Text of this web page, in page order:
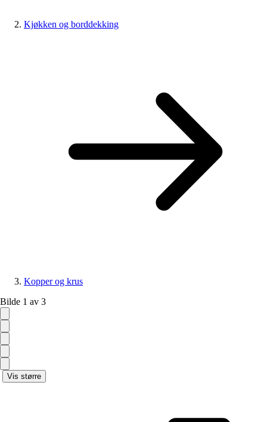
Kjøkken og borddekking
Kopper og krus
Bilde 1 av 3
Vis større